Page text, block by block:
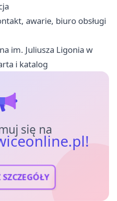
awarie, biuro obsługi
im. Juliusza Ligonia w
i katalog
się na